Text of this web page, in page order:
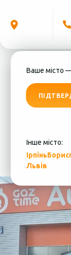
Ваше місто
Інше місто:
Ірпінь
Львів
MRC
Фотографії
Renault